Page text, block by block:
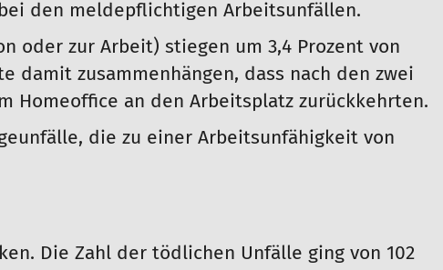
den meldepflichtigen Arbeitsunfällen.
oder zur Arbeit) stiegen um 3,4 Prozent von
damit zusammenhängen, dass nach den zwei
Homeoffice an den Arbeitsplatz zurückkehrten.
die zu einer Arbeitsunfähigkeit von
Die Zahl der tödlichen Unfälle ging von 102